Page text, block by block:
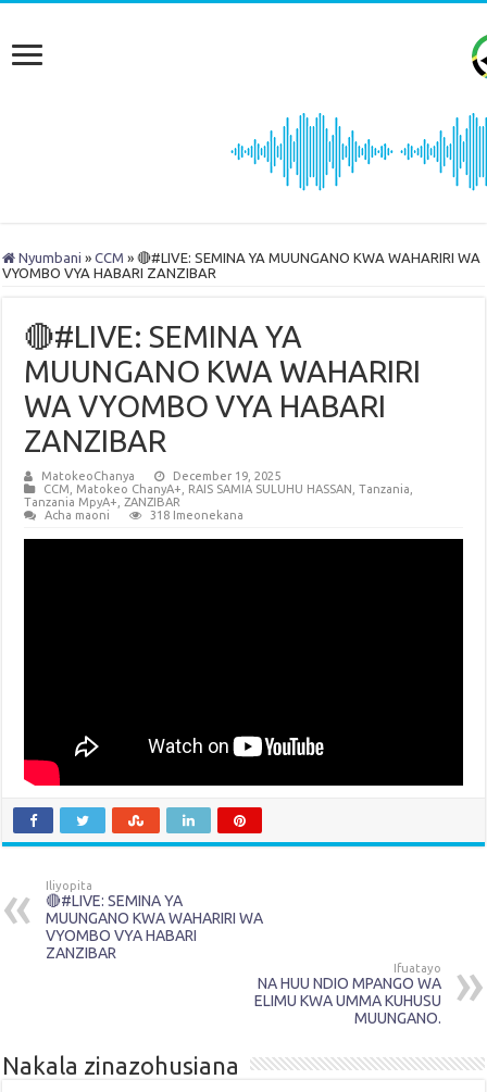
Nyumbani » CCM » 🔴#LIVE: SEMINA YA MUUNGANO KWA WAHARIRI WA
VYOMBO VYA HABARI ZANZIBAR
🔴#LIVE: SEMINA YA
MUUNGANO KWA WAHARIRI
WA VYOMBO VYA HABARI
ZANZIBAR
MatokeoChanya
December 19, 2025
CCM
Matokeo ChanyA+ RAIS SAMIA SULUHU HASSAN ,Tanzania
Tanzania MpyA+ ,ZANZIBAR
Acha maoni
318 Imeonekana
Iliyopita
🔴#LIVE: SEMINA YA
MUUNGANO KWA WAHARIRI WA
VYOMBO VYA HABARI
ZANZIBAR
Ifuatayo
NA HUU NDIO MPANGO WA
ELIMU KWA UMMA KUHUSU
MUUNGANO.
Nakala zinazohusiana